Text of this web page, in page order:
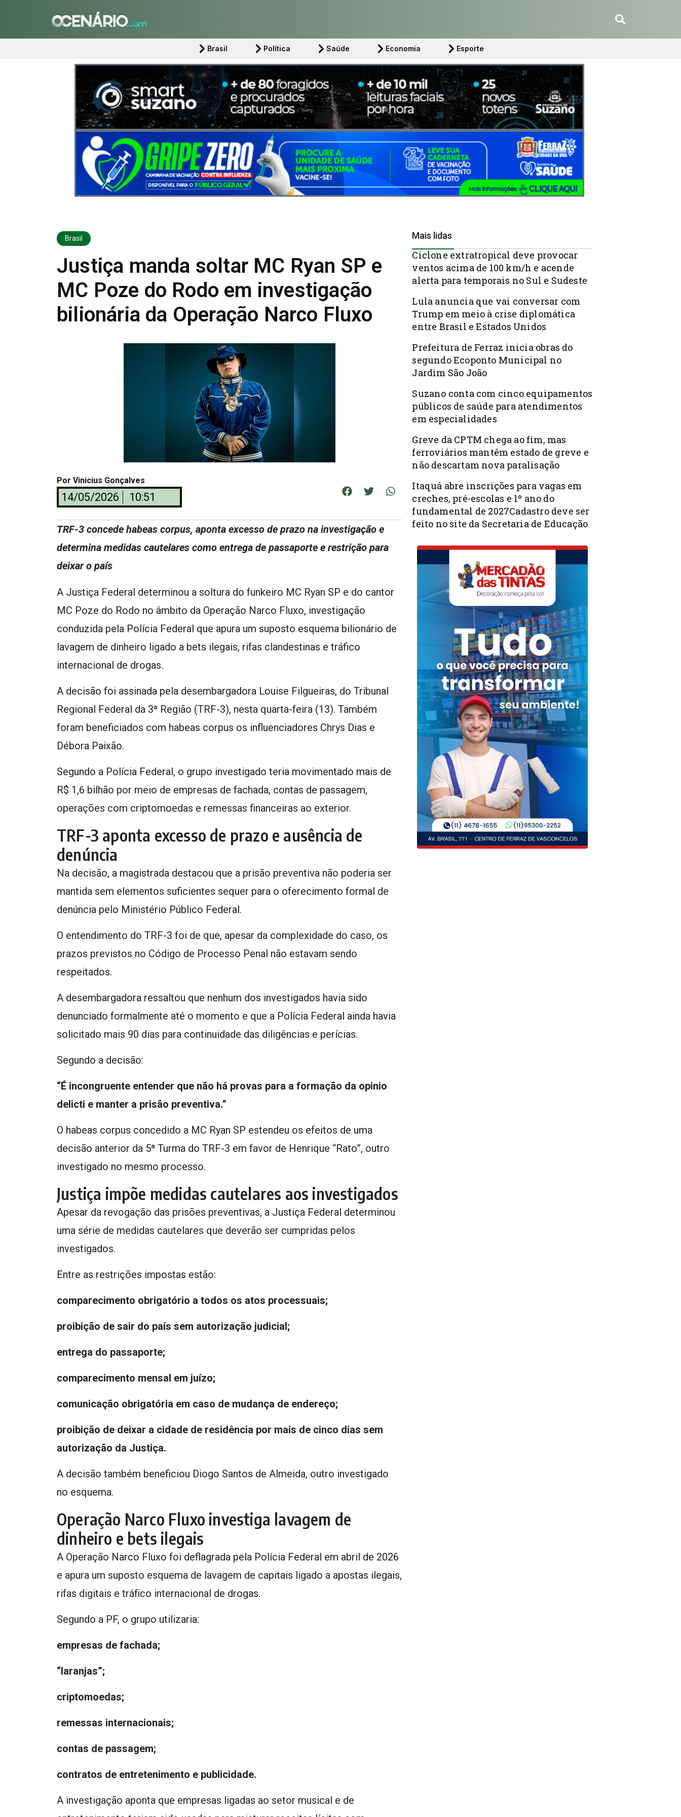
Brasil Política Saúde Economia Esporte
Brasil
Justiça manda soltar MC Ryan SP e
MC Poze do Rodo em investigação
bilionária da Operação Narco Fluxo
Por Vinicius Gonçalves
14/05/2026 10:51
TRF-3 concede habeas corpus, aponta excesso de prazo na investigação e
determina medidas cautelares como entrega de passaporte e restrição para
deixar o país
A Justiça Federal determinou a soltura do funkeiro MC Ryan SP e do cantor
MC Poze do Rodo no âmbito da Operação Narco Fluxo, investigação
conduzida pela Polícia Federal que apura um suposto esquema bilionário de
lavagem de dinheiro ligado a bets ilegais, rifas clandestinas e tráfico
internacional de drogas.
A decisão foi assinada pela desembargadora Louise Filgueiras, do Tribunal
Regional Federal da 3ª Região (TRF-3), nesta quarta-feira (13). Também
foram beneficiados com habeas corpus os influenciadores Chrys Dias e
Débora Paixão.
Segundo a Polícia Federal, o grupo investigado teria movimentado mais de
R$ 1,6 bilhão por meio de empresas de fachada, contas de passagem,
operações com criptomoedas e remessas financeiras ao exterior.
TRF-3 aponta excesso de prazo e ausência de
denúncia
Na decisão, a magistrada destacou que a prisão preventiva não poderia ser
mantida sem elementos suficientes sequer para o oferecimento formal de
denúncia pelo Ministério Público Federal.
O entendimento do TRF-3 foi de que, apesar da complexidade do caso, os
prazos previstos no Código de Processo Penal não estavam sendo
respeitados.
A desembargadora ressaltou que nenhum dos investigados havia sido
denunciado formalmente até o momento e que a Polícia Federal ainda havia
solicitado mais 90 dias para continuidade das diligências e perícias.
Segundo a decisão:
“É incongruente entender que não há provas para a formação da opinio
delicti e manter a prisão preventiva.”
O habeas corpus concedido a MC Ryan SP estendeu os efeitos de uma
decisão anterior da 5ª Turma do TRF-3 em favor de Henrique “Rato”, outro
investigado no mesmo processo.
Justiça impõe medidas cautelares aos investigados
Apesar da revogação das prisões preventivas, a Justiça Federal determinou
uma série de medidas cautelares que deverão ser cumpridas pelos
investigados.
Entre as restrições impostas estão:
comparecimento obrigatório a todos os atos processuais;
proibição de sair do país sem autorização judicial;
entrega do passaporte;
comparecimento mensal em juízo;
comunicação obrigatória em caso de mudança de endereço;
proibição de deixar a cidade de residência por mais de cinco dias sem
autorização da Justiça.
A decisão também beneficiou Diogo Santos de Almeida, outro investigado
no esquema.
Operação Narco Fluxo investiga lavagem de
dinheiro e bets ilegais
A Operação Narco Fluxo foi deflagrada pela Polícia Federal em abril de 2026
e apura um suposto esquema de lavagem de capitais ligado a apostas ilegais,
rifas digitais e tráfico internacional de drogas.
Segundo a PF, o grupo utilizaria:
empresas de fachada;
“laranjas”;
criptomoedas;
remessas internacionais;
contas de passagem;
contratos de entretenimento e publicidade.
A investigação aponta que empresas ligadas ao setor musical e de
Mais lidas
Ciclone extratropical deve provocar
ventos acima de 100 km/h e acende
alerta para temporais no Sul e Sudeste
Lula anuncia que vai conversar com
Trump em meio à crise diplomática
entre Brasil e Estados Unidos
Prefeitura de Ferraz inicia obras do
segundo Ecoponto Municipal no
Jardim São João
Suzano conta com cinco equipamentos
públicos de saúde para atendimentos
em especialidades
Greve da CPTM chega ao fim, mas
ferroviários mantêm estado de greve e
não descartam nova paralisação
Itaquá abre inscrições para vagas em
creches, pré-escolas e 1º ano do
fundamental de 2027Cadastro deve ser
feito no site da Secretaria de Educação